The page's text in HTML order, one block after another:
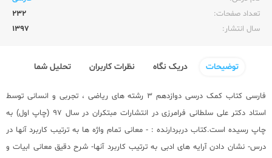
تعداد صفحات:‌
232
سال انتشار:‌
1397
توضیحات دریک نگاه نظرات کاربران تحلیل شما
فارسی کتاب کمک درسی دوازدهم
3 رشته های ریاضی ، تجربی و انسانی توسط
استاد دکتر علی سلطانی فرامرزی در انتشارات مبتکران
در سال 97 (چاپ اول) به
چاپ رسیده است.کتاب دربردارنده : - معانی تمام واژه ها به ترتیب کاربرد آنها در
درس- نشان دادن آرایه های ادبی به ترتیب کاربرد آنها- شرح دقیق معانی ابیات و